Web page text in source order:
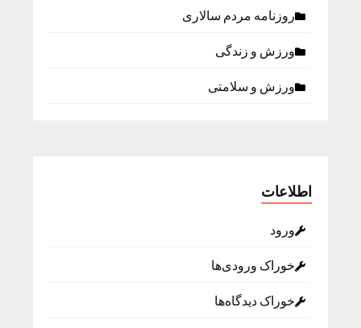
روزنامه مردم سالاری
ورزش و زندگی
ورزش و سلامتی
اطلاعات
ورود
خوراک ورودی‌ها
خوراک دیدگاه‌ها